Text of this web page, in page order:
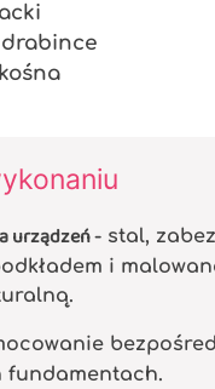
urządzeń- stal,
i
fundamentach.